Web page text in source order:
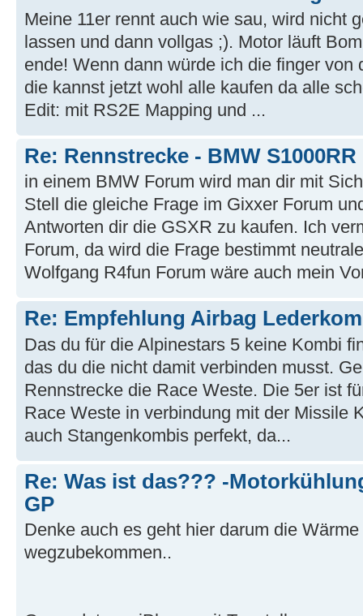
Meine 11er rennt auch wie sau, wird nicht
lassen und dann vollgas ;). Motor läuft
ende! Wenn dann würde ich die finger von
die kannst jetzt wohl alle kaufen da alle
Edit: mit RS2E Mapping und ...
Re: Rennstrecke - BMW
in einem BMW Forum wird man dir mit
Stell die gleiche Frage im Gixxer Forum
Antworten dir die GSXR zu kaufen. Ich
Forum, da wird die Frage bestimmt
Wolfgang R4fun Forum wäre auch mein
Re: Empfehlung Airbag
Das du für die Alpinestars 5 keine Kombi
das du die nicht damit verbinden musst.
Rennstrecke die Race Weste. Die 5er ist
Race Weste in verbindung mit der Missile
auch Stangenkombis perfekt, da...
Re: Was ist das??? -
GP
Denke auch es geht hier darum die Wärme
wegzubekommen..